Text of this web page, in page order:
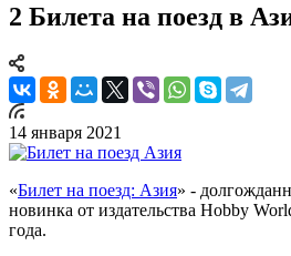
2 Билета на поезд в
14 января 2021
«Билет на поезд: Азия» -
новинка от издательства Hobby
года.